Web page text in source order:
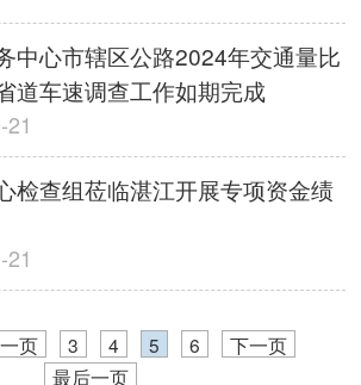
中心市辖区公路2024年交通量比
道车速调查工作如期完成
检查组莅临湛江开展专项资金绩
一页 3 4 5 6
下一页
最后一页